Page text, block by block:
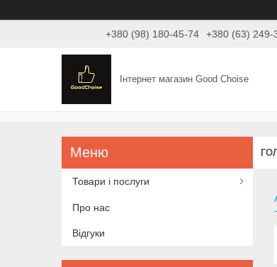
+380 (98) 180-45-74 +380 (63) 249-
Інтернет магазин Good Choise
Товари і послуги
Про нас
Відгуки